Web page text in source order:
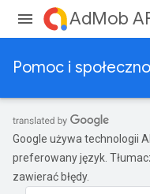
AdMob
Pomoc i
Google używa technologii
preferowany język.
zawierać błędy.